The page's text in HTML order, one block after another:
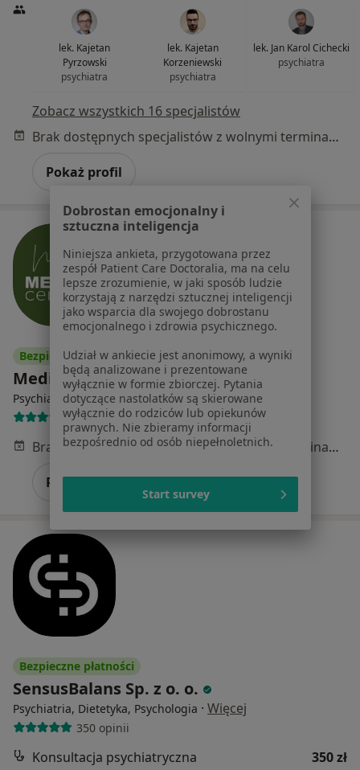
lek. Kajetan
Pyrzowski
psychiatra
lek. Kajetan
Korzeniewski
psychiatra
lek. Jan Karol Cichecki
psychiatra
Zobacz wszystkich 16 specjalistów
Brak dostępnych specjalistów z wolnymi terminami w tym centrum medycznym.
Pokaż profil
Bezpieczne płatności
Medical Centrum
Psychiatria, Chirurgia, Dietetyka ·Więcej
4492 opinie
Brak dostępnych specjalistów z wolnymi terminami w tym centrum medycznym.
Pokaż profil
Bezpieczne płatności
SensusBalans Sp. z o. o.
Psychiatria, Dietetyka, Psychologia · Więcej
350 opinii
Konsultacja psychiatryczna
350 zł
Dobrostan emocjonalny i
sztuczna inteligencja
Niniejsza ankieta, przygotowana przez
zespół Patient Care Doctoralia, ma na celu
lepsze zrozumienie, w jaki sposób ludzie
korzystają z narzędzi sztucznej inteligencji
jako wsparcia dla swojego dobrostanu
emocjonalnego i zdrowia psychicznego.
Udział w ankiecie jest anonimowy, a wyniki
będą analizowane i prezentowane
wyłącznie w formie zbiorczej. Pytania
dotyczące nastolatków są skierowane
wyłącznie do rodziców lub opiekunów
prawnych. Nie zbieramy informacji
bezpośrednio od osób niepełnoletnich.
Start survey